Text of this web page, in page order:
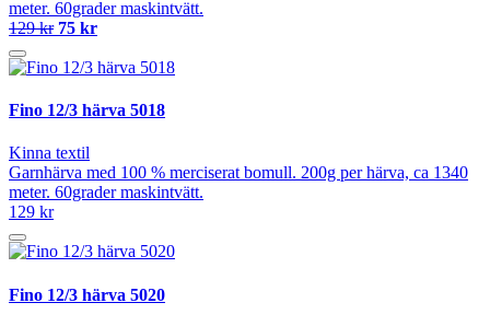
meter. 60grader maskintvätt.
129 kr 75 kr
Fino 12/3 härva 5018
Kinna textil
Garnhärva med 100 % merciserat bomull. 200g per härva, ca 1340
meter. 60grader maskintvätt.
129 kr
Fino 12/3 härva 5020